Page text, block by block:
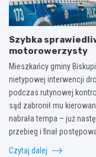
Szybka
motorowerzysty
Mieszkańcy gminy
nietypowej interwencji
podczas rutynowej
sąd zabronił mu
nabrała tempa – już
przebieg i finał
Czytaj dalej